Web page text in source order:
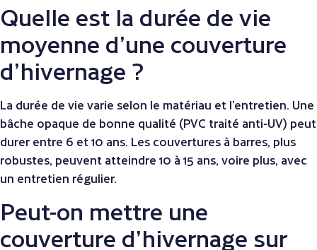
Quelle est la durée de vie
moyenne d’une couverture
d’hivernage ?
La durée de vie varie selon le matériau et l’entretien. Une
bâche opaque de bonne qualité (PVC traité anti-UV) peut
durer entre 6 et 10 ans. Les couvertures à barres, plus
robustes, peuvent atteindre 10 à 15 ans, voire plus, avec
un entretien régulier.
Peut-on mettre une
couverture d’hivernage sur